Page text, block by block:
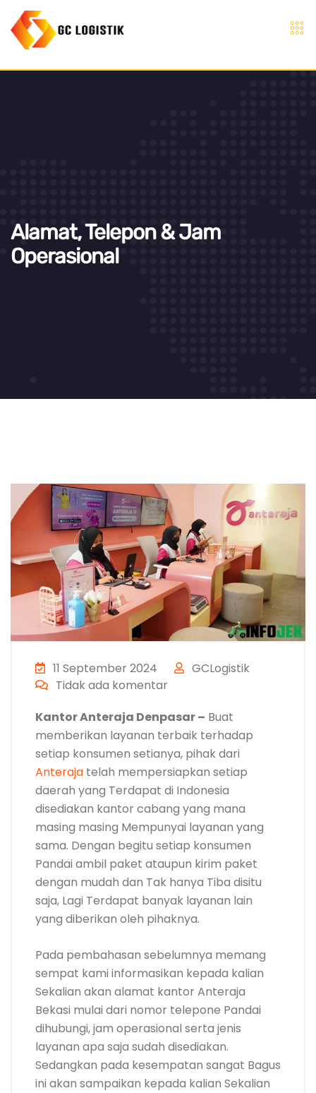
Alamat, Telepon & Jam
Operasional
11 September 2024
GCLogistik
Tidak ada komentar
Kantor Anteraja Denpasar – Buat
memberikan layanan terbaik terhadap
setiap konsumen setianya, pihak dari
Anteraja telah mempersiapkan setiap
daerah yang Terdapat di Indonesia
disediakan kantor cabang yang mana
masing masing Mempunyai layanan yang
sama. Dengan begitu setiap konsumen
Pandai ambil paket ataupun kirim paket
dengan mudah dan Tak hanya Tiba disitu
saja, Lagi Terdapat banyak layanan lain
yang diberikan oleh pihaknya.
Pada pembahasan sebelumnya memang
sempat kami informasikan kepada kalian
Sekalian akan alamat kantor Anteraja
Bekasi mulai dari nomor telepone Pandai
dihubungi, jam operasional serta jenis
layanan apa saja sudah disediakan.
Sedangkan pada kesempatan sangat Bagus
ini akan sampaikan kepada kalian Sekalian